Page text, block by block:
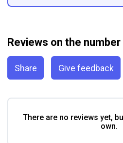
Reviews on the
Share Give feedback
There are no reviews yet,
own.